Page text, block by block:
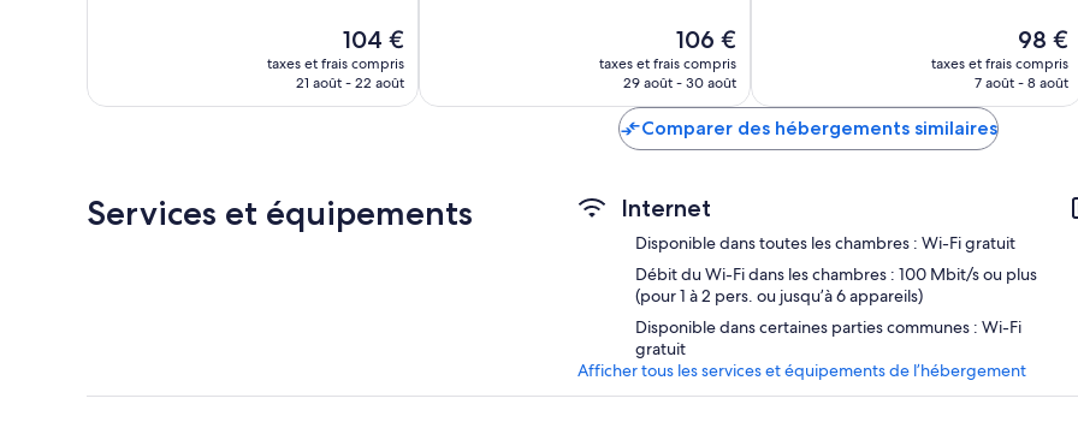
Le
nouveau
prix
104 €
taxes et frais compris
21 août - 22 août
Le
nouveau
prix
de
106 €
106 €
taxes et frais compris
29 août - 30 août
Le
nouveau
prix
98 €
taxes et frais compris
7 août - 8 août
Comparer des hébergements similaires
Services et équipements Internet
Disponible dans toutes les chambres : Wi-Fi gratuit
Débit du Wi-Fi dans les chambres : 100 Mbit/s ou plus
(pour 1 à 2 pers. ou jusqu’à 6 appareils)
Disponible dans certaines parties communes : Wi-Fi
gratuit
Afficher tous les services et équipements de l’hébergement